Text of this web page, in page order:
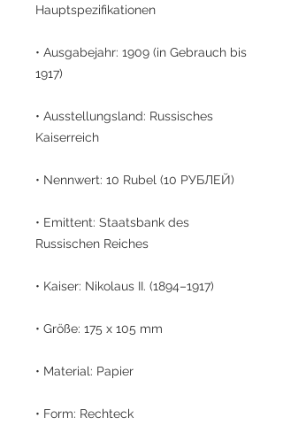
Hauptspezifikationen
• Ausgabejahr: 1909 (in Gebrauch bis
1917)
• Ausstellungsland: Russisches
Kaiserreich
• Nennwert: 10 Rubel (10 РУБЛЕЙ)
• Emittent: Staatsbank des
Russischen Reiches
• Kaiser: Nikolaus II. (1894–1917)
• Größe: 175 x 105 mm
• Material: Papier
• Form: Rechteck